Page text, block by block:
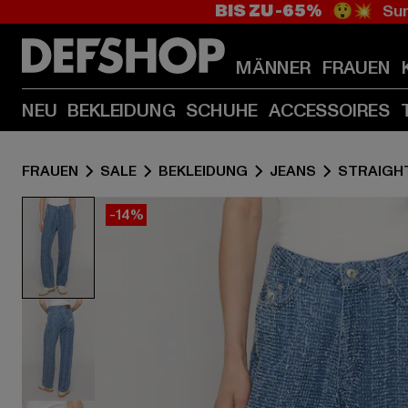
BIS ZU -65% 😲💥
MÄNNER FRAUEN
NEU BEKLEIDUNG SCHUHE ACCESSOIRES
FRAUEN SALE BEKLEIDUNG JEANS
-14%